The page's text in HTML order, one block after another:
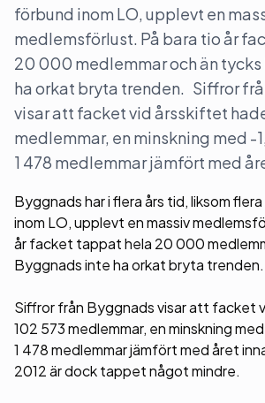
förbund inom LO, upplevt en
medlemsförlust. På bara tio år
20 000 medlemmar och än
ha orkat bryta trenden. Siffror
visar att facket vid årsskiftet
medlemmar, en minskning med -
1 478 medlemmar jämfört med
Byggnads har i flera års tid, liksom
inom LO, upplevt en massiv
år facket tappat hela 20 000
Byggnads inte ha orkat bryta trenden.
Siffror från Byggnads visar att facket
102 573 medlemmar, en minskning
1 478 medlemmar jämfört med året
2012 är dock tappet något mindre.